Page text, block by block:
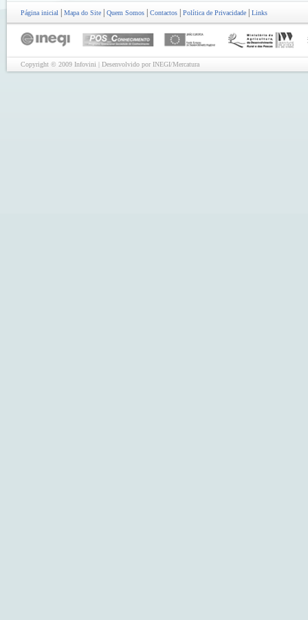
Página inicial Mapa do Site Quem Somos Contactos Política de Privacidade Links
Copyright © 2009 Infovini | Desenvolvido por INEGI/Mercatura